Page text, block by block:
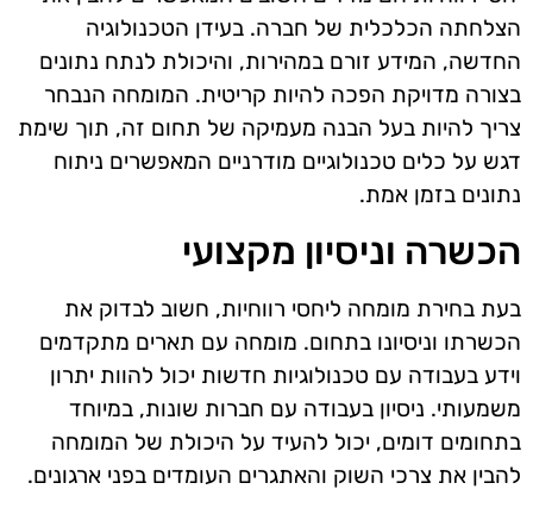
הצלחתה הכלכלית של חברה. בעידן הטכנולוגיה
החדשה, המידע זורם במהירות, והיכולת לנתח נתונים
בצורה מדויקת הפכה להיות קריטית. המומחה הנבחר
צריך להיות בעל הבנה מעמיקה של תחום זה, תוך שימת
דגש על כלים טכנולוגיים מודרניים המאפשרים ניתוח
נתונים בזמן אמת.
הכשרה וניסיון מקצועי
בעת בחירת מומחה ליחסי רווחיות, חשוב לבדוק את
הכשרתו וניסיונו בתחום. מומחה עם תארים מתקדמים
וידע בעבודה עם טכנולוגיות חדשות יכול להוות יתרון
משמעותי. ניסיון בעבודה עם חברות שונות, במיוחד
בתחומים דומים, יכול להעיד על היכולת של המומחה
להבין את צרכי השוק והאתגרים העומדים בפני ארגונים.